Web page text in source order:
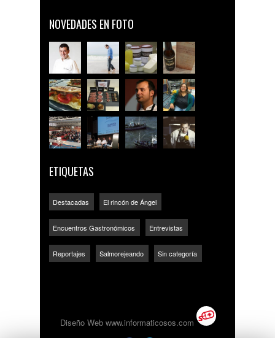
NOVEDADES EN FOTO
ETIQUETAS
Destacadas El rincón de Ángel
Encuentros Gastronómicos Entrevistas
Reportajes Salmorejeando Sin categoría
Diseño Web www.informaticosos.com